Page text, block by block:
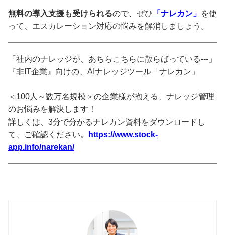
無料の導入支援も受けられるので、ぜひ 「ナレカン」 を使
って、エスカレーション対応の悩みを解消しましょう。
「社内のナレッジが、あちらこちらに散らばっている---」
『非IT企業』向けの、AIナレッジツール「ナレカン」
＜100人～数万名規模＞の企業様が抱える、ナレッジ管理
のお悩みを解決します！
詳しくは、3分で分かるナレカン資料をダウンロードし
て、ご確認ください。
https://www.stock-
app.info/narekan/